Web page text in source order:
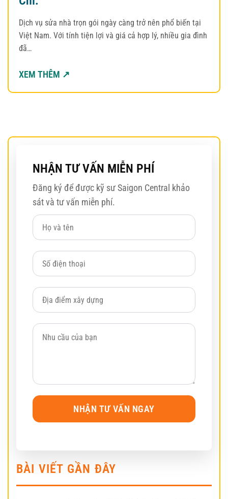
Dịch vụ sửa nhà trọn gói ngày càng trở nên phổ biến tại
Việt Nam. Với tính tiện lợi và giá cả hợp lý, nhiều gia đình
đã…
XEM THÊM ↗
NHẬN TƯ VẤN MIỄN PHÍ
Đăng ký để được kỹ sư Saigon Central khảo
sát và tư vấn miễn phí.
BÀI VIẾT GẦN ĐÂY